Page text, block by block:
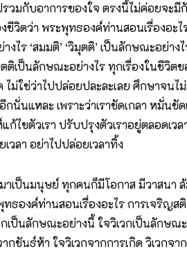
วมกับอาการของใจ ตรงนี้ไม่ค่อยจะมี
ชีวิตว่า พระพุทธองค์ท่านสอนเรื่องอะไ
งไร ‘สมมติ’ ‘วิมุตติ’ เป็นลักษณะอย่าง
เป็นลักษณะอย่างไร ทุกเรื่องในชีวิตขอ
ไม่ใช่ว่าไปปล่อยปละละเลย ศึกษาจนไ
นั่นแหละ เพราะว่าเราขัดเกลา หมั่นขั
ก้ไขตัวเรา ปรับปรุงตัวเราอยู่ตลอดเว
เวลา อย่าไปปล่อยเวลาทิ้ง
เป็นมนุษย์ ทุกคนก็มีโอกาส มีวาสนา
ธองค์ท่านสอนเรื่องอะไร การเจริญส
เป็นลักษณะอย่างนี้ ใจวิเวกเป็นลักษณ
กขันธ์ห้า ใจวิเวกจากการเกิด วิเวกจาก